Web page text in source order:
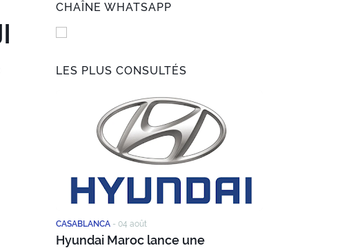
CHAÎNE WHATSAPP
LES PLUS CONSULTÉS
CASABLANCA - 04 août
Hyundai Maroc lance une